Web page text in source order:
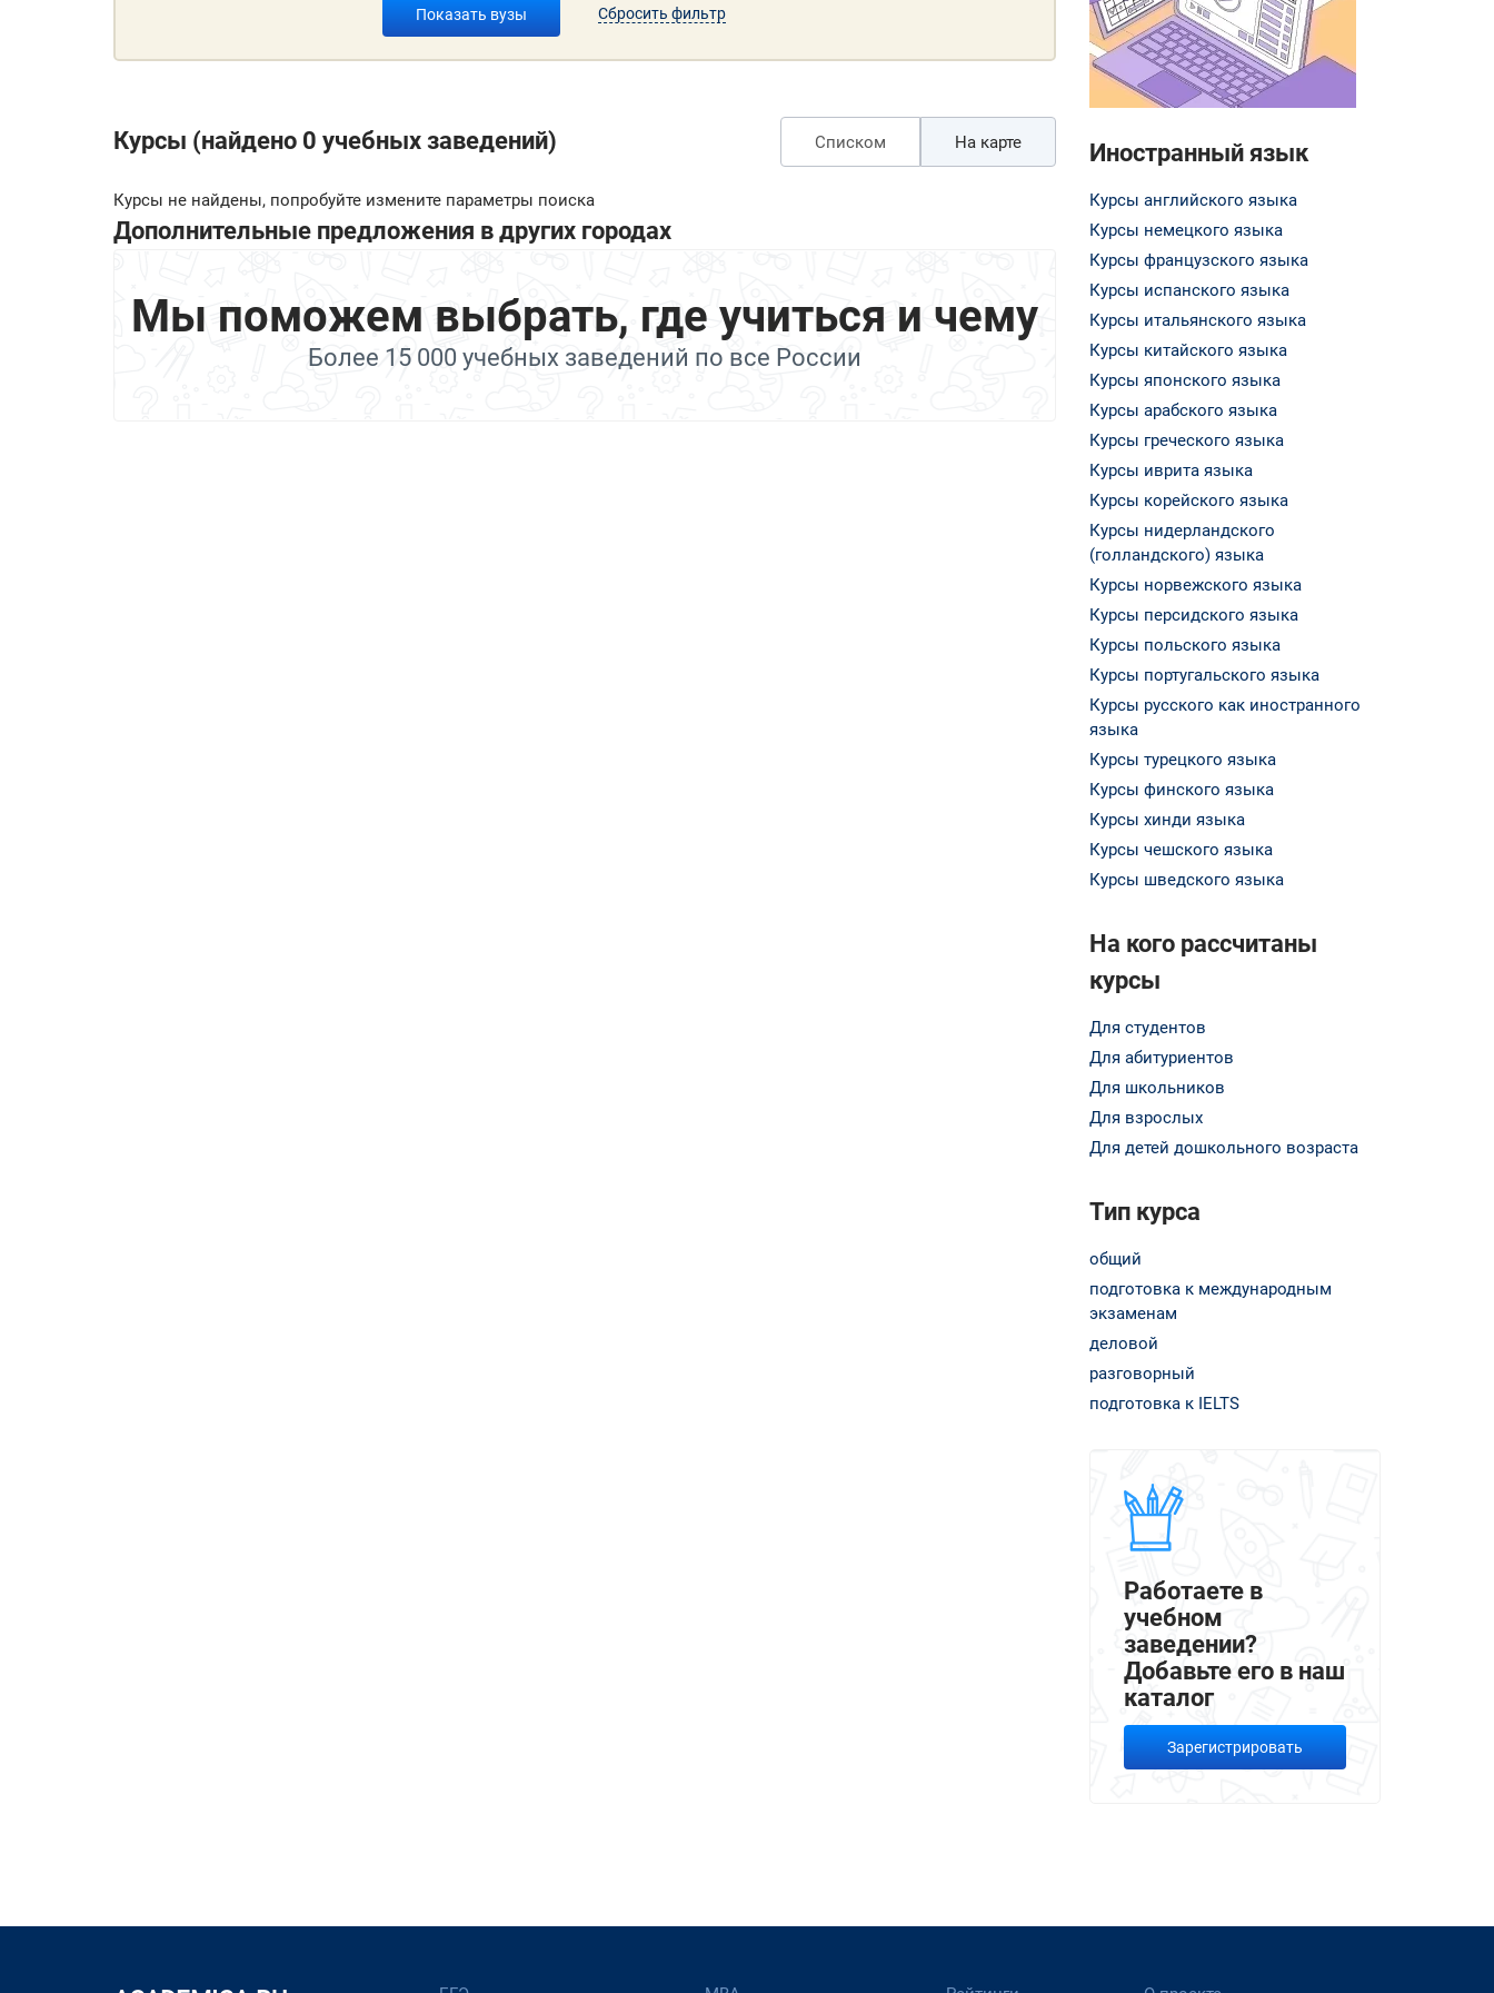
Показать вузы Сбросить фильтр
Курсы (найдено 0 учебных заведений) Списком На карте
Курсы не найдены, попробуйте измените параметры поиска
Дополнительные предложения в других городах
Мы поможем выбрать, где учиться и чему
Более 15 000 учебных заведений по все России
Иностранный язык
Курсы английского языка
Курсы немецкого языка
Курсы французского языка
Курсы испанского языка
Курсы итальянского языка
Курсы китайского языка
Курсы японского языка
Курсы арабского языка
Курсы греческого языка
Курсы иврита языка
Курсы корейского языка
Курсы нидерландского
(голландского) языка
Курсы норвежского языка
Курсы персидского языка
Курсы польского языка
Курсы португальского языка
Курсы русского как иностранного
языка
Курсы турецкого языка
Курсы финского языка
Курсы хинди языка
Курсы чешского языка
Курсы шведского языка
На кого рассчитаны
курсы
Для студентов
Для абитуриентов
Для школьников
Для взрослых
Для детей дошкольного возраста
Тип курса
общий
подготовка к международным
экзаменам
деловой
разговорный
подготовка к IELTS
Работаете в
учебном
заведении?
Добавьте его в наш
каталог
Зарегистрировать